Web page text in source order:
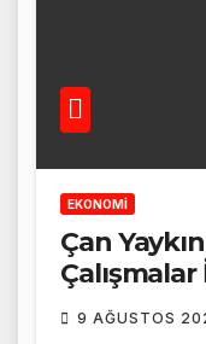
EKONOMİ
Çan
9 AĞUSTOS